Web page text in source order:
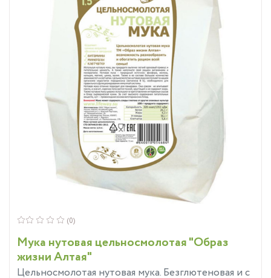
Мука нутовая цельносмолотая "Образ
жизни Алтая"
Цельносмолотая нутовая мука. Безглютеновая и с
(0)